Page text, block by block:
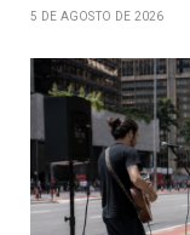
5 DE AGOSTO DE 2026